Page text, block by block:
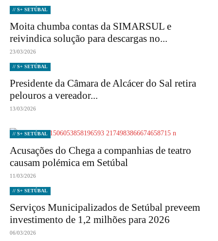
// S+ SETÚBAL
Moita chumba contas da SIMARSUL e
reivindica solução para descargas no...
23/03/2026
// S+ SETÚBAL
Presidente da Câmara de Alcácer do Sal retira
pelouros a vereador...
13/03/2026
// S+ SETÚBAL
Acusações do Chega a companhias de teatro
causam polémica em Setúbal
11/03/2026
// S+ SETÚBAL
Serviços Municipalizados de Setúbal preveem
investimento de 1,2 milhões para 2026
06/03/2026